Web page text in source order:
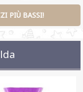
PIÙ BASSI!